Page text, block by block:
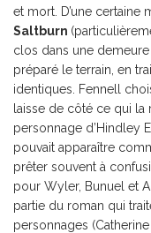
et mort. D’une certaine
Saltburn
clos dans une
préparé le terrain, en
identiques. Fennell
laisse de côté ce qui
personnage d’Hindley
pouvait apparaître
prêter souvent à
pour Wyler, Bunuel et
partie du roman qui
personnages